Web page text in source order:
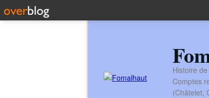
Histoire
Comptes
(Châtelet,